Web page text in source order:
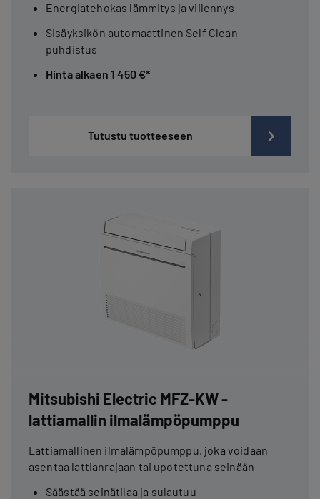
Energiatehokas lämmitys ja viilennys
Sisäyksikön automaattinen Self Clean -
puhdistus
Hinta alkaen 1 450 €*
Tutustu tuotteeseen
Mitsubishi Electric MFZ-KW -
lattiamallin ilmalämpöpumppu
Lattiamallinen ilmalämpöpumppu, joka voidaan
asentaa lattianrajaan tai upotettuna seinään
Säästää seinätilaa ja sulautuu